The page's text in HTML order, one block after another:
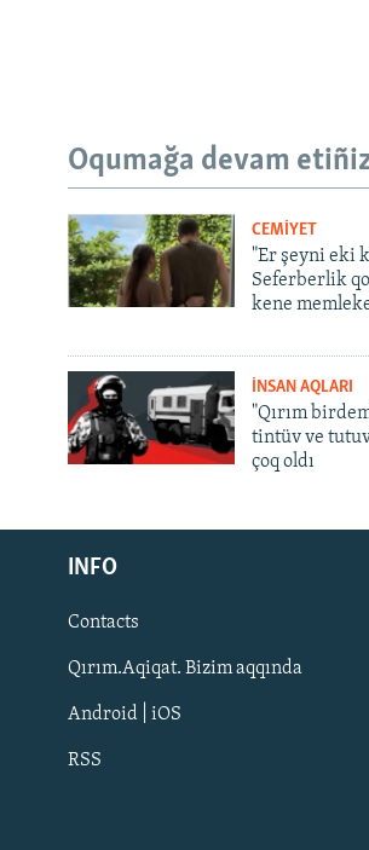
Русский
Українською
QOŞULIÑIZ!
Oqumağa devam
CEMİYET
"Er şeyni eki
Seferberlik
kene
İNSAN AQLARI
"Qırım
tintüv ve
çoq oldı
INFO
Contacts
Qırım.Aqiqat. Bizim aqqında
Android | iOS
RSS